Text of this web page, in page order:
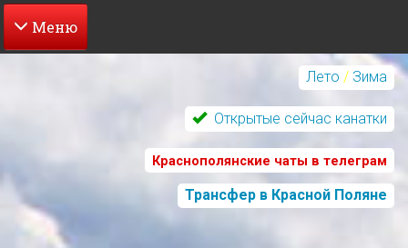
Перейти
Лето / Зима
Открытые сейчас канатки
Краснополянские чаты в телеграм
Трансфер в Красной Поляне